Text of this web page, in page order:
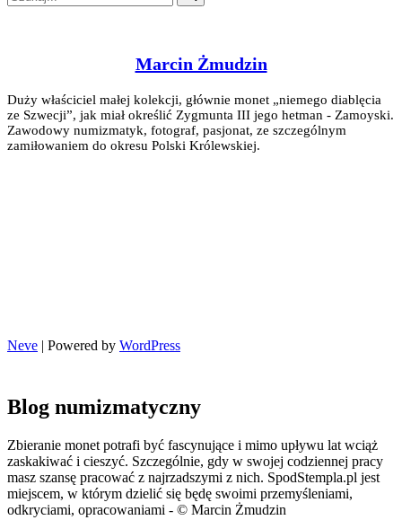
Marcin Żmudzin
Duży właściciel małej kolekcji, głównie monet „niemego diablęcia
ze Szwecji”, jak miał określić Zygmunta III jego hetman - Zamoyski.
Zawodowy numizmatyk, fotograf, pasjonat, ze szczególnym
zamiłowaniem do okresu Polski Królewskiej.
Neve | Powered by WordPress
Blog numizmatyczny
Zbieranie monet potrafi być fascynujące i mimo upływu lat wciąż
zaskakiwać i cieszyć. Szczególnie, gdy w swojej codziennej pracy
masz szansę pracować z najrzadszymi z nich. SpodStempla.pl jest
miejscem, w którym dzielić się będę swoimi przemyśleniami,
odkryciami, opracowaniami - © Marcin Żmudzin